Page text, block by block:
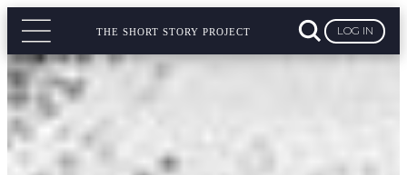
THE SHORT STORY PROJECT LOG IN